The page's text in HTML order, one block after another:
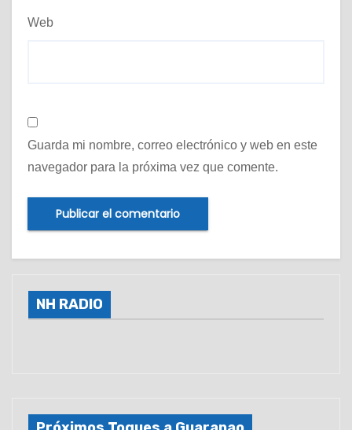
Web
Guarda mi nombre, correo electrónico y web en este
navegador para la próxima vez que comente.
NH RADIO